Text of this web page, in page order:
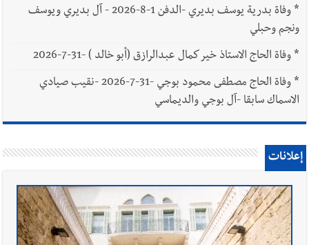
*
وفاة بدرية يوسف بديري -الدفن 1-8-2026 - آل بديري ويوسف
ونجم وحبلي
*وفاة الحاج الاستاذ خير كمال عبدالرازق (أبو خالد ) -31-7-2026
*
وفاة الحاج مصطفى محمود بوجي -31-7-2026 -نقيب صيادي
الاسماك سابقا -آل بوجي والديماسي
إعلانات